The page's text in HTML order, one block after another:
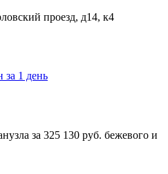
проезд, д14, к4
за 1 день
за 325 130 руб. бежевого и